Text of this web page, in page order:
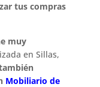
tus compras
muy
en Sillas,
Mobiliario de